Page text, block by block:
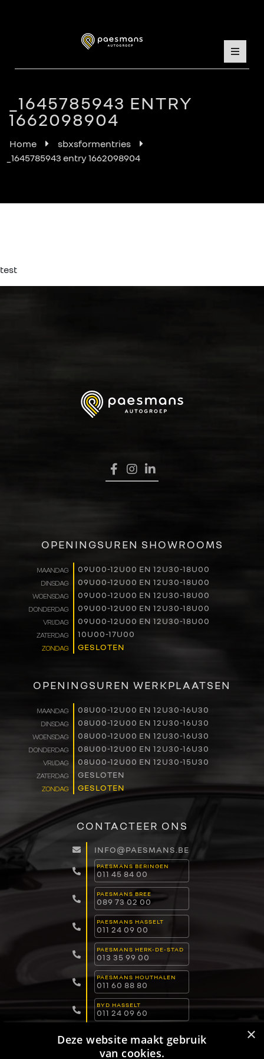
RENAULT PRO+
NAVERKOOP
VERHUUR
NIEUWS
OVER ONS
WERKEN BIJ
CONTACT
_1645785943 ENTRY
1662098904
Home
sbxsformentries
_1645785943 entry 1662098904
test
OPENINGSUREN SHOWROOMS
MAANDAG 09U00-12U00 EN 12U30-18U00
DINSDAG 09U00-12U00 EN 12U30-18U00
WOENSDAG 09U00-12U00 EN 12U30-18U00
DONDERDAG 09U00-12U00 EN 12U30-18U00
VRIJDAG 09U00-12U00 EN 12U30-18U00
ZATERDAG 10U00-17U00
ZONDAG GESLOTEN
OPENINGSUREN WERKPLAATSEN
MAANDAG 08U00-12U00 EN 12U30-16U30
DINSDAG 08U00-12U00 EN 12U30-16U30
WOENSDAG 08U00-12U00 EN 12U30-16U30
DONDERDAG 08U00-12U00 EN 12U30-16U30
VRIJDAG 08U00-12U00 EN 12U30-15U30
ZATERDAG GESLOTEN
ZONDAG GESLOTEN
CONTACTEER ONS
INFO@PAESMANS.BE
PAESMANS BERINGEN
011 45 84 00
PAESMANS BREE
089 73 02 00
PAESMANS HASSELT
011 24 09 00
PAESMANS HERK-DE-STAD
013 35 99 00
PAESMANS HOUTHALEN
011 60 88 80
BYD HASSELT
011 24 09 60
011 15 04 00 ×
Deze website maakt gebruik
van cookies.